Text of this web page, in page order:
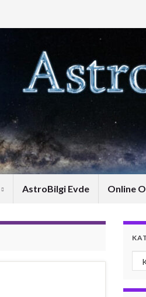
AstroBilgi Evde Online